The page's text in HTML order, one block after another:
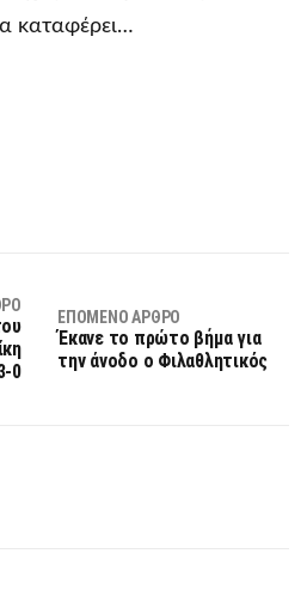
καταφέρει…
0
ΕΠΌΜΕΝΟ ΆΡΘΡΟ
Έκανε το πρώτο βήμα για
την άνοδο ο Φιλαθλητικός